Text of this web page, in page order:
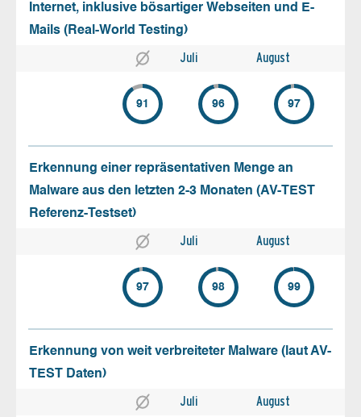
Internet, inklusive bösartiger Webseiten und E-
Mails (Real-World Testing)
Juli August
91 96 97
Erkennung einer repräsentativen Menge an
Malware aus den letzten 2-3 Monaten (AV-TEST
Referenz-Testset)
Juli August
97 98 99
Erkennung von weit verbreiteter Malware (laut AV-
TEST Daten)
Juli August